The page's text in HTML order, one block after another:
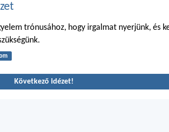
trónusához, hogy irgalmat nyerjünk, és
Következő idézet!